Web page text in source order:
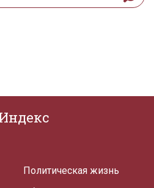
Политическая жизнь